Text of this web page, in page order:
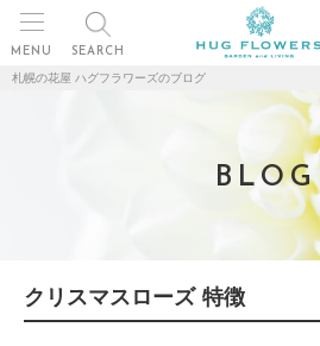
MENU SEARCH
札幌の花屋 ハグフラワーズのブログ
BLOG
クリスマスローズ 特徴